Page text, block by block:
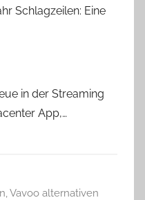
Schlagzeilen: Eine
in der Streaming
App,…
,Vavoo alternativen